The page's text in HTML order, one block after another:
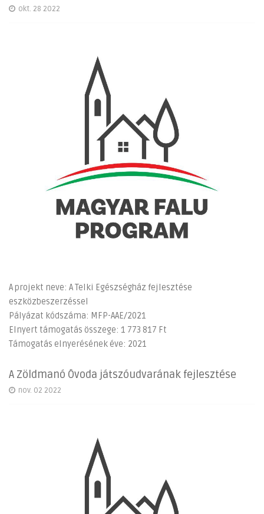
okt. 28 2022
A projekt neve: A Telki Egészségház fejlesztése
eszközbeszerzéssel
Pályázat kódszáma: MFP-AAE/2021
Elnyert támogatás összege: 1 773 817 Ft
Támogatás elnyerésének éve: 2021
A Zöldmanó Óvoda játszóudvarának fejlesztése
nov. 02 2022